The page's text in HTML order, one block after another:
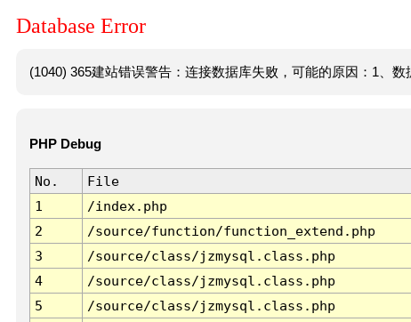
Database Error
(1040) 365建站错误警告：连接数据库失败，可能的原因：1、数
PHP Debug
No. File
1
/index.php
2
/source/function/function_extend.php
3
/source/class/jzmysql.class.php
4
/source/class/jzmysql.class.php
5
/source/class/jzmysql.class.php